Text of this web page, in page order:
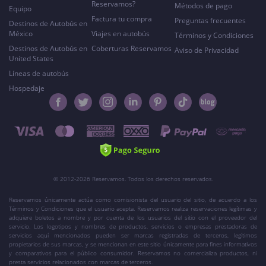
Equipo
Destinos de Autobús en
México
Destinos de Autobús en
United States
Líneas de autobús
Hospedaje
Reservamos?
Factura tu compra
Viajes en autobús
Coberturas Reservamos
Métodos de pago
Preguntas frecuentes
Términos y Condiciones
Aviso de Privacidad
© 2012-2026 Reservamos. Todos los derechos reservados.
Reservamos únicamente actúa como comisionista del usuario del sitio, de acuerdo a los
Términos y Condiciones que el usuario acepta. Reservamos realiza reservaciones legítimas y
adquiere boletos a nombre y por cuenta de los usuarios del sitio con el proveedor del
servicio. Los logotipos y nombres de productos, servicios o empresas prestadoras de
servicios aquí mencionados pueden ser marcas registradas de terceros, legítimos
propietarios de sus marcas, y se mencionan en este sitio únicamente para fines informativos
y comparativos para el público consumidor. Reservamos no comercializa productos, ni
presta servicios relacionados con marcas de terceros.